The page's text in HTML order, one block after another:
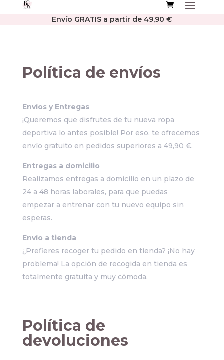
Envío GRATIS a partir de 49,90 €
Política de envíos
Envíos y Entregas
¡Queremos que disfrutes de tu nueva ropa
deportiva lo antes posible! Por eso, te ofrecemos
envío gratuito en pedidos superiores a 49,90 €.
Entregas a domicilio
Realizamos entregas a domicilio en un plazo de
24 a 48 horas laborales, para que puedas
empezar a entrenar con tu nuevo equipo sin
esperas.
Envío a tienda
¿Prefieres recoger tu pedido en tienda? ¡No hay
problema! La opción de recogida en tienda es
totalmente gratuita y muy cómoda.
Política de
devoluciones